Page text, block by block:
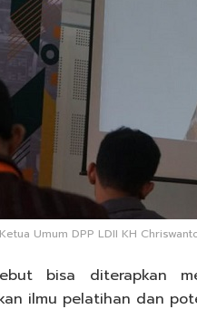
Ketua Umum DPP LDII KH
bisa diterapkan
ilmu pelatihan dan